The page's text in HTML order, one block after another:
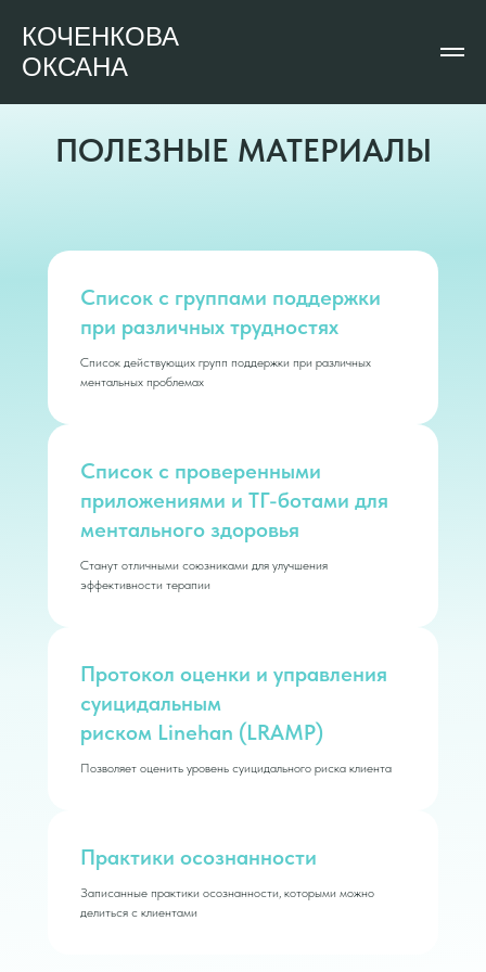
КОЧЕНКОВА
ОКСАНА
ПОЛЕЗНЫЕ МАТЕРИАЛЫ
Список с группами поддержки
при различных трудностях
Список действующих групп поддержки при различных
ментальных проблемах
Список с проверенными
приложениями и ТГ-ботами для
ментального здоровья
Станут отличными союзниками для улучшения
эффективности терапии
Протокол оценки и управления
суицидальным
риском Linehan (LRAMP)
Позволяет оценить уровень суицидального риска клиента
Практики осознанности
Записанные практики осознанности, которыми можно
делиться с клиентами